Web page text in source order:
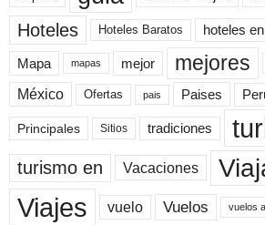
Hoteles Hoteles Baratos hoteles en
Mapa mapas mejor mejores
México Ofertas pais Paises
Principales Sitios tradiciones
turismo en Vacaciones
Viajes vuelo Vuelos vuelos a